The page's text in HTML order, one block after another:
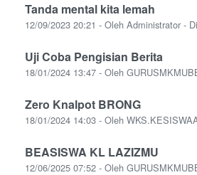
Tanda mental kita lemah
12/09/2023 20:21 - Oleh Administrator -
Uji Coba Pengisian Berita
18/01/2024 13:47 - Oleh
Zero Knalpot BRONG
18/01/2024 14:03 - Oleh
BEASISWA KL LAZIZMU
12/06/2025 07:52 - Oleh